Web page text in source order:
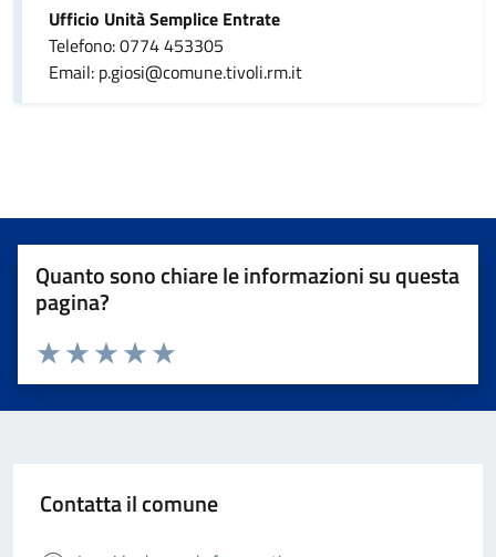
Ufficio Unità Semplice Entrate
Telefono: 0774 453305
Email: p.giosi@comune.tivoli.rm.it
Quanto sono chiare le informazioni su questa
pagina?
Valuta da 1 a 5 stelle la pagina
Valuta 5 stelle su 5
Valuta 4 stelle su 5
Valuta 3 stelle su 5
Valuta 2 stelle su 5
Valuta 1 stelle su 5
Contatta il comune